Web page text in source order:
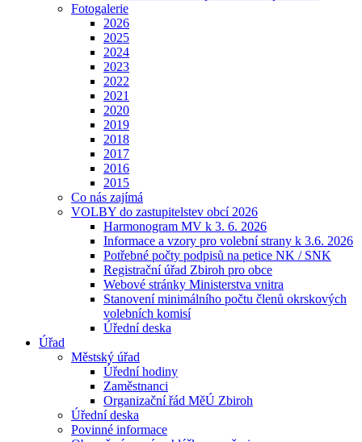
Fotogalerie
2026
2025
2024
2023
2022
2021
2020
2019
2018
2017
2016
2015
Co nás zajímá
VOLBY do zastupitelstev obcí 2026
Harmonogram MV k 3. 6. 2026
Informace a vzory pro volební strany k 3.6. 2026
Potřebné počty podpisů na petice NK / SNK
Registrační úřad Zbiroh pro obce
Webové stránky Ministerstva vnitra
Stanovení minimálního počtu členů okrskových
volebních komisí
Úřední deska
Úřad
Městský úřad
Úřední hodiny
Zaměstnanci
Organizační řád MěÚ Zbiroh
Úřední deska
Povinné informace